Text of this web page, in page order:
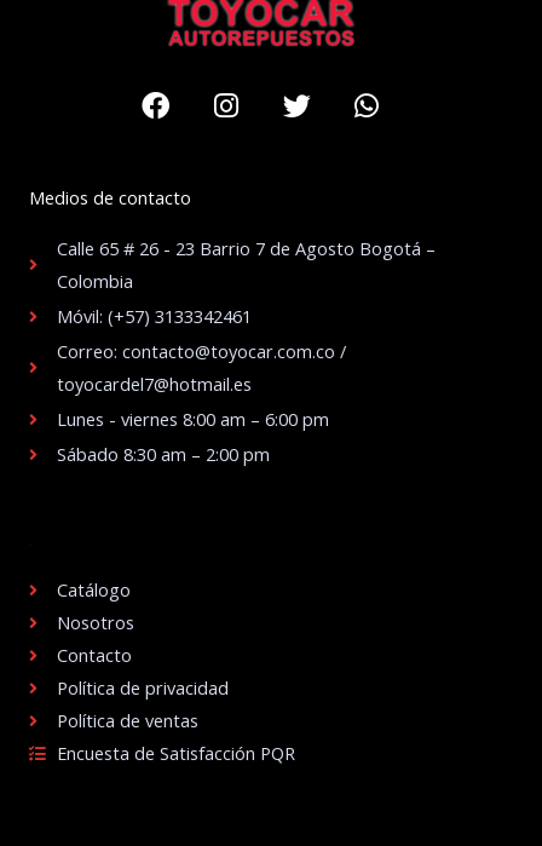
FacebookInstagram
TwitterWhatsapp
Medios de contacto
Calle 65 # 26 - 23 Barrio 7 de Agosto Bogotá –
Colombia
Móvil: (+57) 3133342461
Correo: contacto@toyocar.com.co /
toyocardel7@hotmail.es
Lunes - viernes 8:00 am – 6:00 pm
Sábado 8:30 am – 2:00 pm
Catálogo
Nosotros
Contacto
Política de privacidad
Política de ventas
Encuesta de Satisfacción PQR